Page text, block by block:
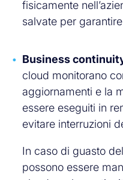
fisicamente
salvate per
Business
cloud monitorano
aggiornamenti e la
essere eseguiti in
evitare interruzioni
In caso di guasto
possono essere